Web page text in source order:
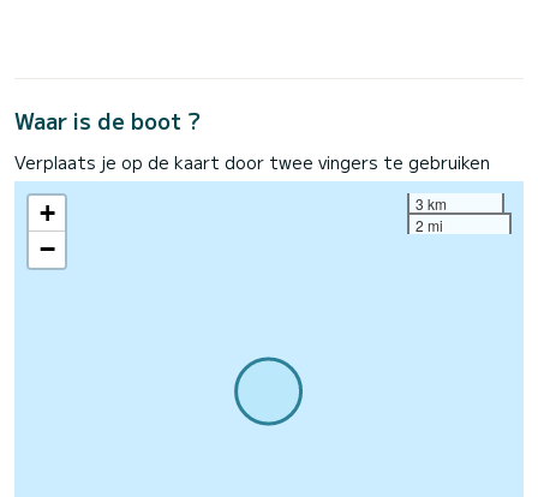
Waar is de boot ?
Verplaats je op de kaart door twee vingers te gebruiken
+
−
3 km
2 mi